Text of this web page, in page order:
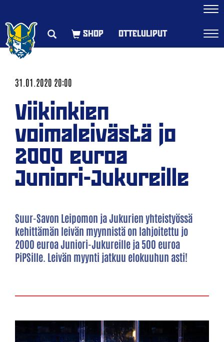
OTTELULIPUT
31.01.2020 20:00
Viikinkien
voimaleivästä jo
2000 euroa
Juniori-Jukureille
Suur-Savon Leipomon ja Jukurien yhteistyössä
kehittämän leivän myynnistä on lahjoitettu jo
2000 euroa Juniori-Jukureille ja 500 euroa
PiPSille. Leivän myynti jatkuu elokuuhun asti!